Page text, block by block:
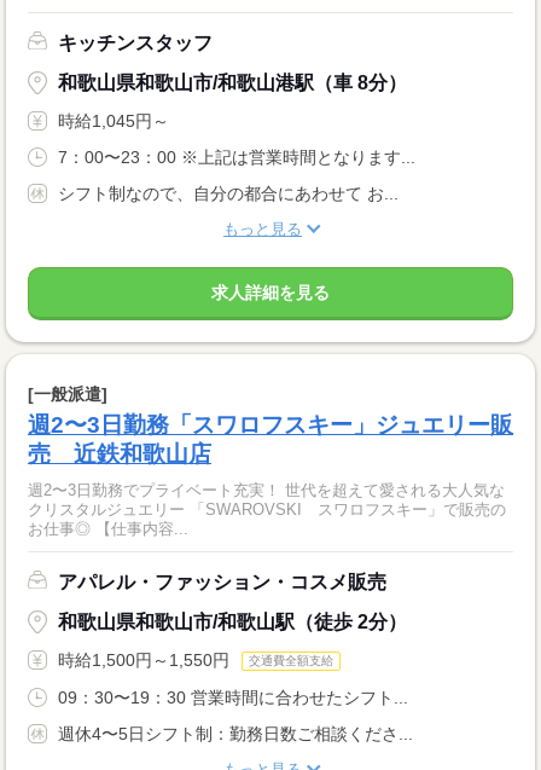
キッチンスタッフ
和歌山県和歌山市/和歌山港駅（車 8分）
時給1,045円～
7：00〜23：00 ※上記は営業時間となります...
シフト制なので、自分の都合にあわせて お...
もっと見る
求人詳細を見る
[一般派遣]
週2〜3日勤務「スワロフスキー」ジュエリー販
売 近鉄和歌山店
週2〜3日勤務でプライベート充実！ 世代を超えて愛される大人気な
クリスタルジュエリー 「SWAROVSKI スワロフスキー」で販売の
お仕事◎ 【仕事内容...
アパレル・ファッション・コスメ販売
和歌山県和歌山市/和歌山駅（徒歩 2分）
時給1,500円～1,550円 交通費全額支給
09：30〜19：30 営業時間に合わせたシフト...
週休4〜5日シフト制：勤務日数ご相談くださ...